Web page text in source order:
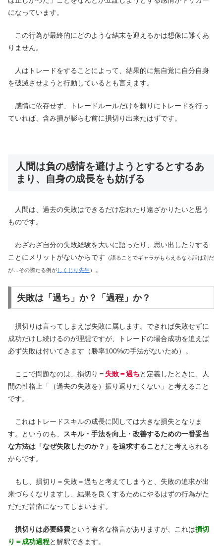
になっています。
この行為が最終的にどのような結末を迎えるかは想像に難くあ
りません。
人はトレードをすることによって、結果的に無自覚に自分自身
を破滅させようと行動しているとも言えます。
感情に依存せず、トレードルールだけを頼りにトレードを行っ
ていれば、含み損が膨らむ前に損切り出来たはずです。
人間は負の感情を避けようとするとするあ
まり、自身の成長をも妨げる
人間は、過去の失敗はできるだけ忘れたり遠ざかりたいと思う
ものです。
わざわざ自分の失敗経験を大いに語ったり、思い出したりする
ことにメリットがないからです （語ることでギャラがもらえるなら話は別だ
が…その際たる例がしくじり先生 ） 。
失敗は「過ち」か？「過程」か？
損切りは言ってしまえば失敗に属します。できれば失敗せずに
成功だけし続けるのが理想ですが、トレードの場合成功を追えば
必ず失敗は付いてきます（勝率100%の手法がないため）。
ここで問題なのは、損切り＝ 失敗＝過ちと定義したときに、人
間の性格上「（過去の失敗を）振り返りたくない」と考えること
です。
これはトレードスキルの成長に関しては大きな損失となりま
す。というのも、
スキル・手法を向上・改善するための一番妥当
な方法は「なぜ失敗したのか？」を追求することだと考えられる
からです。
もし、損切り＝失敗＝過ちと考えてしまうと、失敗の追求が出
来づらくなりますし、結果を良くするためにやるはずの行為がた
だただ苦痛になってしまいます。
損切りは必要経費という有名な格言がありますが、これは損切
り＝成功過程と解釈できます。